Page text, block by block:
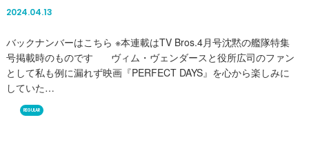
2024.04.13
バックナンバーはこちら ※本連載はTV Bros.4月号沈黙の艦隊特集
号掲載時のものです ヴィム・ヴェンダースと役所広司のファン
として私も例に漏れず映画『PERFECT DAYS』を心から楽しみに
していた…
REGULAR